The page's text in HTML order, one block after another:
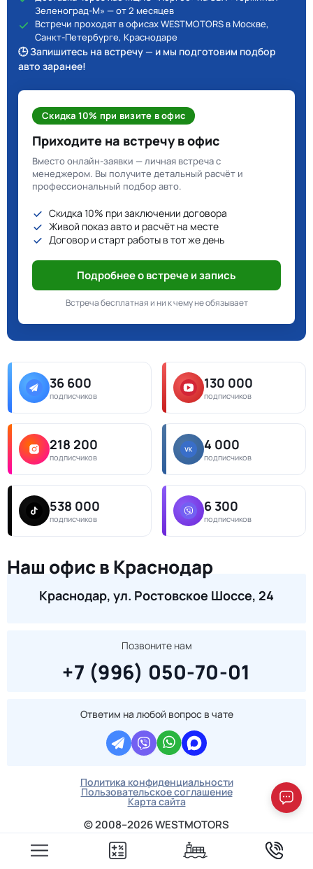
Зеленоград-М» — от 2 месяцев
Встречи проходят в офисах WESTMOTORS в Москве,
Санкт-Петербурге, Краснодаре
🕒 Запишитесь на встречу — и мы подготовим подбор
авто заранее!
Скидка 10% при визите в офис
Приходите на встречу в офис
Вместо онлайн-заявки — личная встреча с
менеджером. Вы получите детальный расчёт и
профессиональный подбор авто.
Скидка 10% при заключении договора
Живой показ авто и расчёт на месте
Договор и старт работы в тот же день
Подробнее о встрече и запись
Встреча бесплатная и ни к чему не обязывает
36 600
подписчиков
130 000
подписчиков
218 200
подписчиков
4 000
подписчиков
538 000
подписчиков
6 300
подписчиков
Наш офис в Краснодар
Краснодар, ул. Ростовское Шоссе, 24
Позвоните нам
+7 (996) 050-70-01
Ответим на любой вопрос в чате
Политика конфиденциальности
Пользовательское соглашение
Карта сайта
© 2008–2026 WESTMOTORS